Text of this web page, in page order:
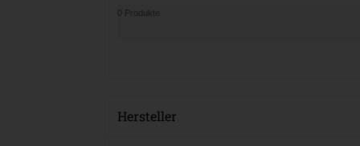
0 Produkte
Hersteller